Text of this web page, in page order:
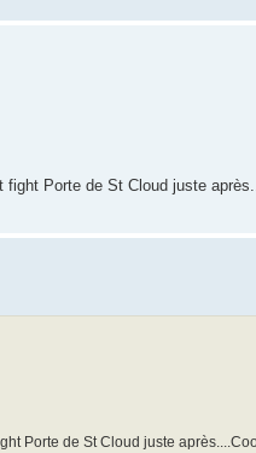
Porte de St Cloud juste
Porte de St Cloud juste